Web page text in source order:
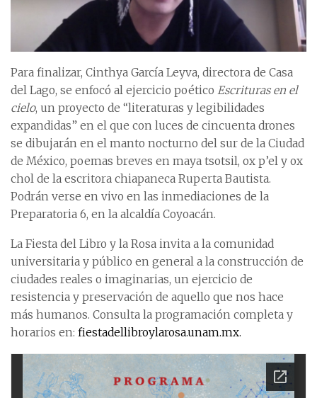
Para finalizar, Cinthya García Leyva, directora de Casa
del Lago, se enfocó al ejercicio poético Escrituras en el
cielo, un proyecto de “literaturas y legibilidades
expandidas” en el que con luces de cincuenta drones
se dibujarán en el manto nocturno del sur de la Ciudad
de México, poemas breves en maya tsotsil, ox p’el y ox
chol de la escritora chiapaneca Ruperta Bautista.
Podrán verse en vivo en las inmediaciones de la
Preparatoria 6, en la alcaldía Coyoacán.
La Fiesta del Libro y la Rosa invita a la comunidad
universitaria y público en general a la construcción de
ciudades reales o imaginarias, un ejercicio de
resistencia y preservación de aquello que nos hace
más humanos. Consulta la programación completa y
horarios en: fiestadellibroylarosa.unam.mx.